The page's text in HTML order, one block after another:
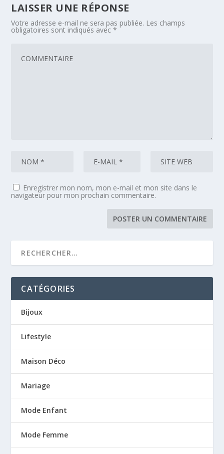
LAISSER UNE RÉPONSE
Votre adresse e-mail ne sera pas publiée. Les champs
obligatoires sont indiqués avec*
Enregistrer mon nom, mon e-mail et mon site dans le
navigateur pour mon prochain commentaire.
CATÉGORIES
Bijoux
Lifestyle
Maison Déco
Mariage
Mode Enfant
Mode Femme